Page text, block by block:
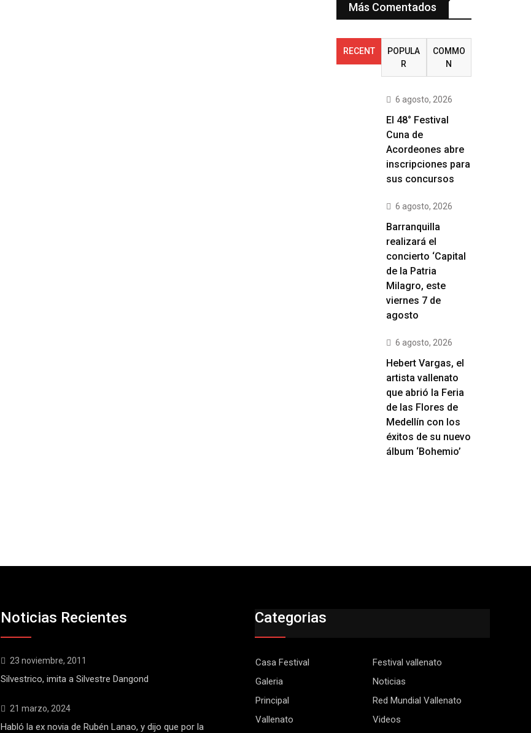
Más Comentados
RECENT
POPULA
R
COMMO
N
6 agosto, 2026
El 48° Festival
Cuna de
Acordeones abre
inscripciones para
sus concursos
6 agosto, 2026
Barranquilla
realizará el
concierto ‘Capital
de la Patria
Milagro, este
viernes 7 de
agosto
6 agosto, 2026
Hebert Vargas, el
artista vallenato
que abrió la Feria
de las Flores de
Medellín con los
éxitos de su nuevo
álbum ‘Bohemio’
Noticias Recientes
23 noviembre, 2011
Silvestrico, imita a Silvestre Dangond
21 marzo, 2024
Habló la ex novia de Rubén Lanao, y dijo que por la
Categorias
Casa Festival
Festival vallenato
Galeria
Noticias
Principal
Red Mundial Vallenato
Vallenato
Videos